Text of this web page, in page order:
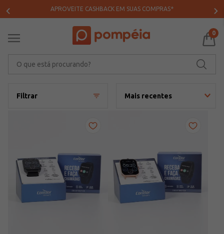
APROVEITE CASHBACK EM SUAS COMPRAS*
0
Filtrar Mais recentes